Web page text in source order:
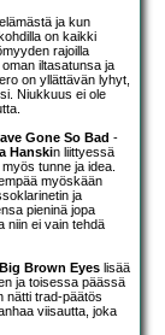
ja kun
on kaikki
rajoilla
iltasatunsa ja
on yllättävän lyhyt,
Niukkuus ei ole
Gone So Bad -
Hanskin liittyessä
tunne ja idea.
myöskään
ja
pieninä jopa
niin ei vain tehdä
Big Brown Eyes lisää
ja toisessa päässä
nätti trad-päätös
viisautta, joka